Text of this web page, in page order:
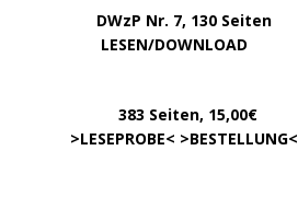
DWzP Nr. 7, 130 Seiten
LESEN/DOWNLOAD
383 Seiten, 15,00€
>LESEPROBE< >BESTELLUNG<